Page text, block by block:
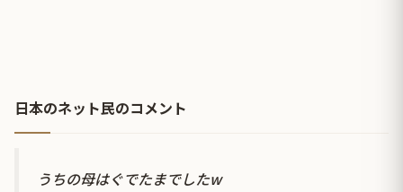
日本のネット民のコメント
うちの母はぐでたまでしたw